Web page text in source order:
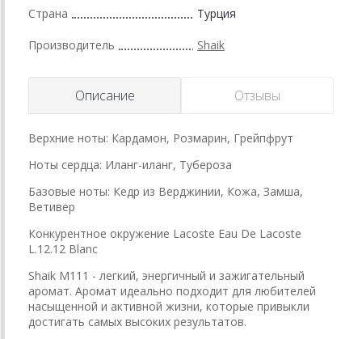
Страна Турция
Производитель Shaik
Описание Отзывы
Верхние ноты: Кардамон, Розмарин, Грейпфрут
Ноты сердца: Иланг-иланг, Тубероза
Базовые ноты: Кедр из Верджинии, Кожа, Замша,
Ветивер
Конкурентное окружение Lacoste Eau De Lacoste
L.12.12 Blanc
Shaik M111 - легкий, энергичный и зажигательный
аромат. Аромат идеально подходит для любителей
насыщенной и активной жизни, которые привыкли
достигать самых высоких результатов.